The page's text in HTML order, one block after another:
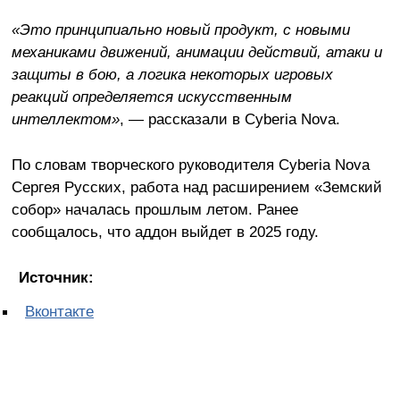
«Это принципиально новый продукт, с новыми
механиками движений, анимации действий, атаки и
защиты в бою, а логика некоторых игровых
реакций определяется искусственным
интеллектом», — рассказали в Cyberia Nova.
По словам творческого руководителя Cyberia Nova
Сергея Русских, работа над расширением «Земский
собор» началась прошлым летом. Ранее
сообщалось, что аддон выйдет в 2025 году.
Источник:
Вконтакте